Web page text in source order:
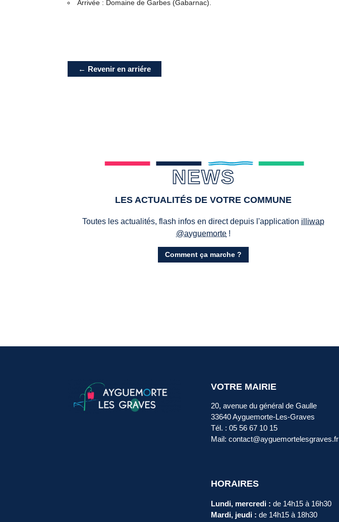
Arrivée : Domaine de Garbes (Gabarnac).
← Revenir en arriére
NEWS
LES ACTUALITÉS DE VOTRE COMMUNE
Toutes les actualités, flash infos en direct depuis l'application illiwap
@ayguemorte !
Comment ça marche ?
VOTRE MAIRIE
20, avenue du général de Gaulle
33640 Ayguemorte-Les-Graves
Tél. : 05 56 67 10 15
Mail: contact@ayguemortelesgraves.fr
HORAIRES
Lundi, mercredi : de 14h15 à 16h30
Mardi, jeudi : de 14h15 à 18h30